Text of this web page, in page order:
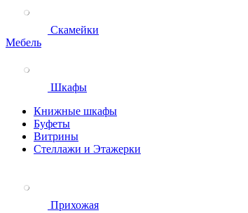
Скамейки
Мебель
Шкафы
Книжные шкафы
Буфеты
Витрины
Стеллажи и Этажерки
Прихожая